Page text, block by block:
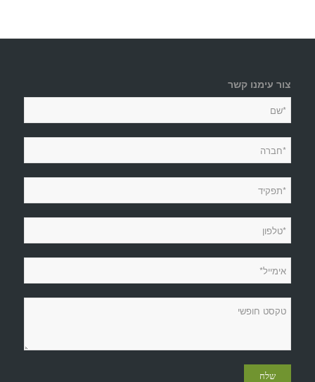
צור עימנו קשר